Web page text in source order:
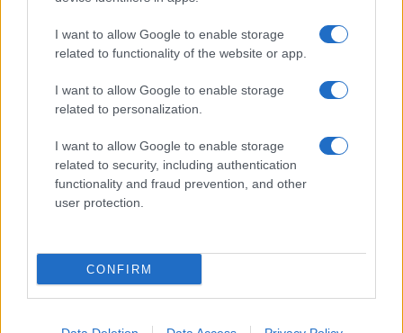
I want to allow Google to enable storage
related to functionality of the website or app.
I want to allow Google to enable storage
related to personalization.
I want to allow Google to enable storage
related to security, including authentication
functionality and fraud prevention, and other
user protection.
CONFIRM